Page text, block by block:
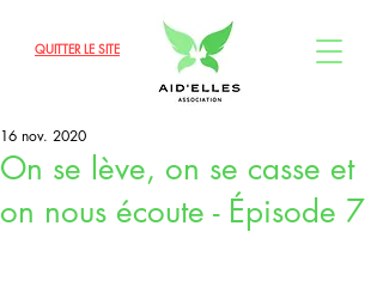
QUITTER LE SITE
On se lève, on se casse et
on nous écoute - Épisode 7
16 nov. 2020